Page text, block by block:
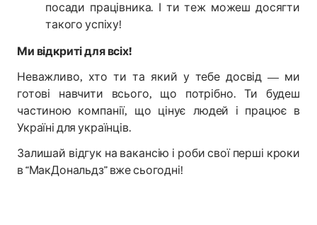
посади працівника. І ти теж можеш досягти
такого успіху!
Ми відкриті для всіх!
Неважливо, хто ти та який у тебе досвід — ми
готові навчити всього, що потрібно. Ти будеш
частиною компанії, що цінує людей і працює в
Україні для українців.
Залишай відгук на вакансію і роби свої перші кроки
в “МакДональдз” вже сьогодні!